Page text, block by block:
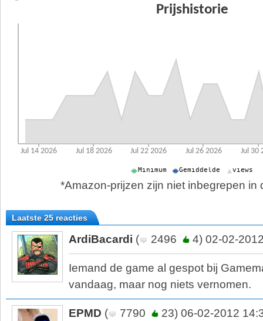
*Amazon-prijzen zijn niet inbegrepen in
Laatste 25 reacties
ArdiBacardi ( 2496 4) 02-02-
Iemand de game al gespot bij
vandaag, maar nog niets vernomen.
EPMD ( 7790 23) 06-02-2012